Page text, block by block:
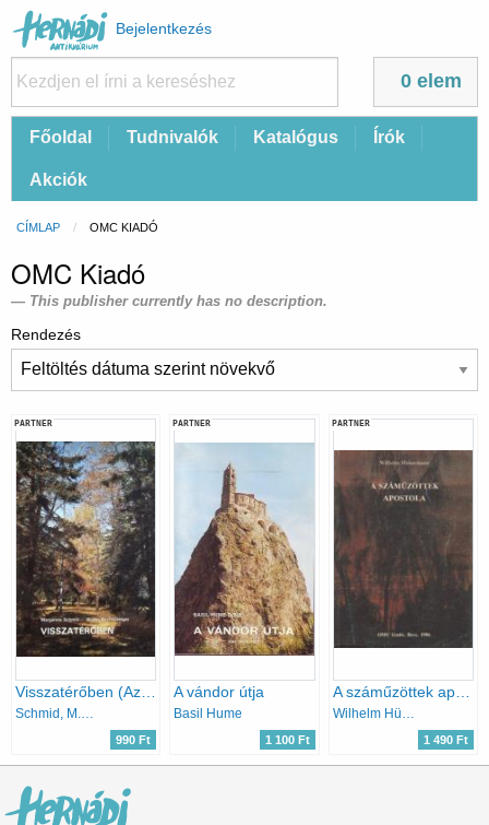
Felhasználói
fiók
menüje
Bejelentkezés
0 elem
FőFőoldal Tudnivalók Katalógus Írók
Akciók
Morzsa
CÍMLAP CURRENT:
OMC KIADÓ
OMC Kiadó
This publisher currently has no description.
Rendezés
PARTNER
990 Ft
PARTNER
A vándor útja
Basil Hume
1 100 Ft
PARTNER
A száműzöttek apostola
1 490 Ft